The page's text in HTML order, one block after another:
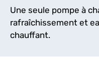
Une seule pompe à
rafraîchissement et
chauffant.